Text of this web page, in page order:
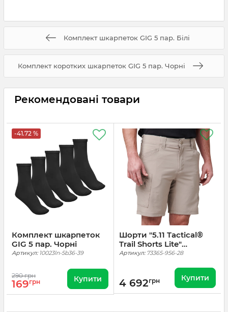
Комплект шкарпеток GIG 5 пар. Білі
Комплект коротких шкарпеток GIG 5 пар. Чорні
Рекомендовані товари
-41.72 %
Комплект шкарпеток
GIG 5 пар. Чорні
Артикул: 10023ln-5b36-39
290 грн
169грн Купити
Шорти "5.11 Tactical®
Trail Shorts Lite"
Badlands Tan
Артикул: 73365-956-28
4 692грн Купити